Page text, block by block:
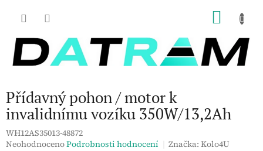
Přídavný pohon / motor k
invalidnímu vozíku 350W/13,2Ah
WH12AS35013-48872
Průměrné
NeohodnocenoPodrobnosti hodnocení Značka:Kolo4U